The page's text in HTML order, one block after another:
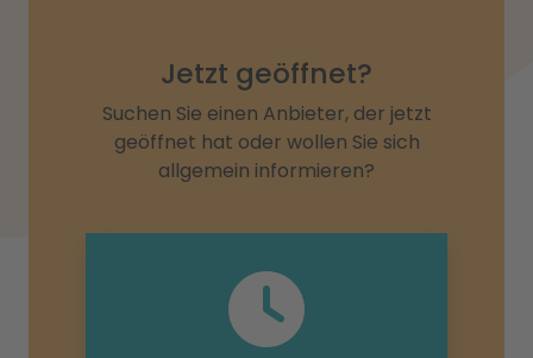
Jetzt geöffnet?
Suchen Sie einen Anbieter, der jetzt
geöffnet hat oder wollen Sie sich
allgemein informieren?